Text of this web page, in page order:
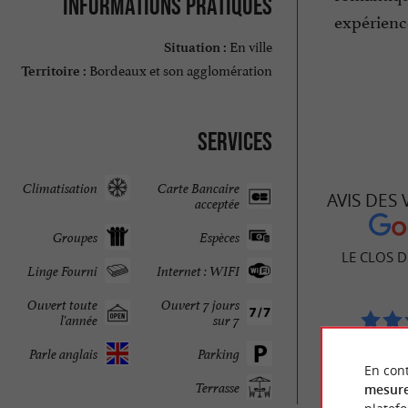
Situation : En ville
Territoire : Bordeaux et son agglomération
Services
Carte Bancaire
acceptée
Climatisation
Espèces
Groupes
Internet : WIFI
Linge Fourni
Ouvert 7 jours
sur 7
Ouvert toute
l'année
Parking
Parle anglais
Terrasse
AVIS DES
LE CLOS
En